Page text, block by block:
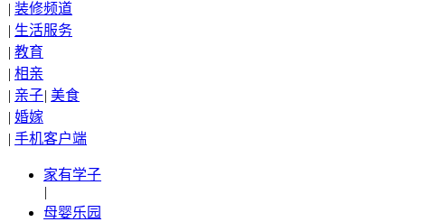
| 装修频道
| 生活服务
| 教育
| 相亲
| 亲子| 美食
| 婚嫁
| 手机客户端
家有学子
|
母婴乐园